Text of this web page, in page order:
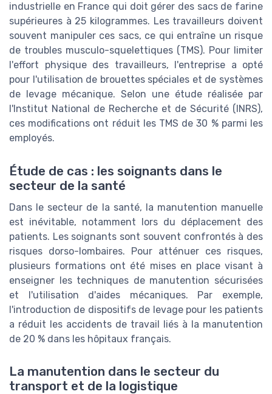
industrielle en France qui doit gérer des sacs de farine
supérieures à 25 kilogrammes. Les travailleurs doivent
souvent manipuler ces sacs, ce qui entraîne un risque
de troubles musculo-squelettiques (TMS). Pour limiter
l'effort physique des travailleurs, l'entreprise a opté
pour l'utilisation de brouettes spéciales et de systèmes
de levage mécanique. Selon une étude réalisée par
l'Institut National de Recherche et de Sécurité (INRS),
ces modifications ont réduit les TMS de 30 % parmi les
employés.
Étude de cas : les soignants dans le
secteur de la santé
Dans le secteur de la santé, la manutention manuelle
est inévitable, notamment lors du déplacement des
patients. Les soignants sont souvent confrontés à des
risques dorso-lombaires. Pour atténuer ces risques,
plusieurs formations ont été mises en place visant à
enseigner les techniques de manutention sécurisées
et l'utilisation d'aides mécaniques. Par exemple,
l'introduction de dispositifs de levage pour les patients
a réduit les accidents de travail liés à la manutention
de 20 % dans les hôpitaux français.
La manutention dans le secteur du
transport et de la logistique